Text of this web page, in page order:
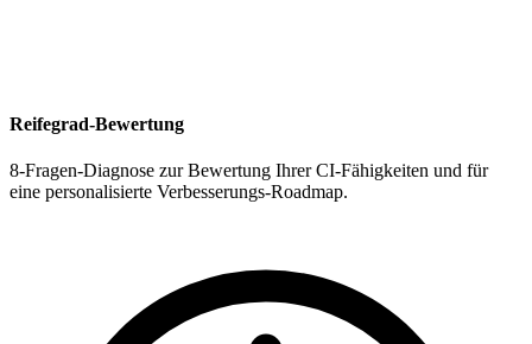
Reifegrad-Bewertung
8-Fragen-Diagnose zur Bewertung Ihrer CI-Fähigkeiten und für
eine personalisierte Verbesserungs-Roadmap.